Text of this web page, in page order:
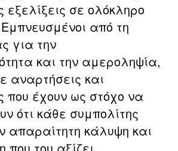
εξελίξεις σε ολόκληρο
από τη
για την
και την αμεροληψία,
αναρτήσεις και
που έχουν ως στόχο να
ότι κάθε συμπολίτης
απαραίτητη κάλυψη και